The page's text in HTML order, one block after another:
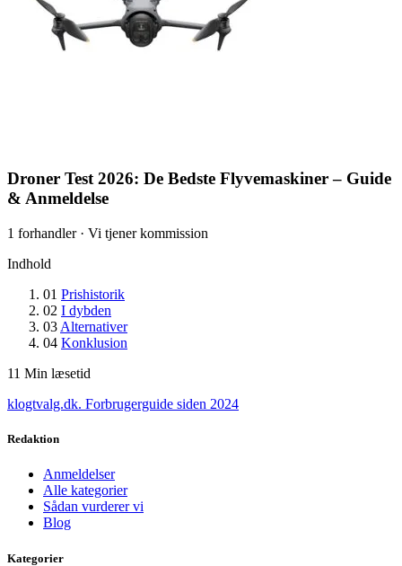
Droner Test 2026: De Bedste Flyvemaskiner – Guide
& Anmeldelse
1 forhandler · Vi tjener kommission
Indhold
01 Prishistorik
02 I dybden
03 Alternativer
04 Konklusion
11 Min læsetid
klogtvalg.dk. Forbrugerguide siden 2024
Redaktion
Anmeldelser
Alle kategorier
Sådan vurderer vi
Blog
Kategorier